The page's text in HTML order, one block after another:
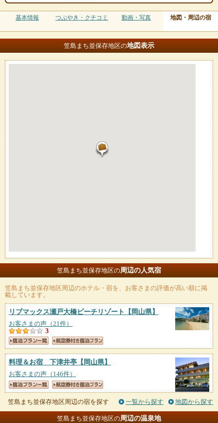
基本情報 つぶやき・クチコミ 動画・写真 地図・周辺の宿
笠島まち並保存地区の地図表示
笠島まち並保存地区の周辺の人気宿
笠島まち並保存地区周辺のホテル・宿を、お客さまの評価が高い順に掲
載しています。
リブマックス瀬戸大橋ビーチリゾート 【岡山県】
お客さまの声（21件）
3
料理＆お宿 下津井亭 【岡山県】
お客さまの声（146件）
笠島まち並保存地区周辺の宿を探す 一覧から探す 地図から探す
笠島まち並保存地区の周辺の温泉地